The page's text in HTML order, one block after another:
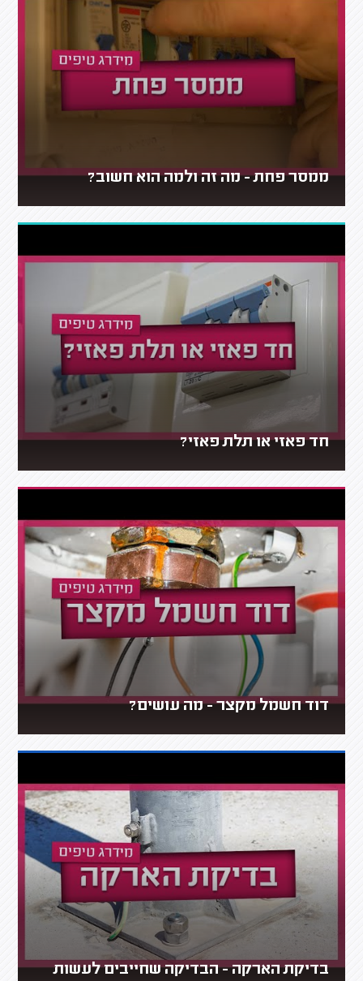
ממסר פחת - מה זה ולמה הוא חשוב?
חד פאזי או תלת פאזי?
דוד חשמל מקצר - מה עושים?
בדיקת הארקה - הבדיקה שחייבים לעשות